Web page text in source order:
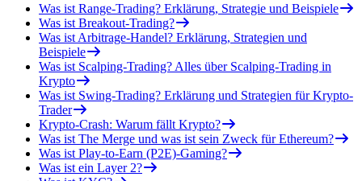
Was ist Range-Trading? Erklärung, Strategie und Beispiele
Was ist Breakout-Trading?
Was ist Arbitrage-Handel? Erklärung, Strategien und
Beispiele
Was ist Scalping-Trading? Alles über Scalping-Trading in
Krypto
Was ist Swing-Trading? Erklärung und Strategien für Krypto-
Trader
Krypto-Crash: Warum fällt Krypto?
Was ist The Merge und was ist sein Zweck für Ethereum?
Was ist Play-to-Earn (P2E)-Gaming?
Was ist ein Layer 2?